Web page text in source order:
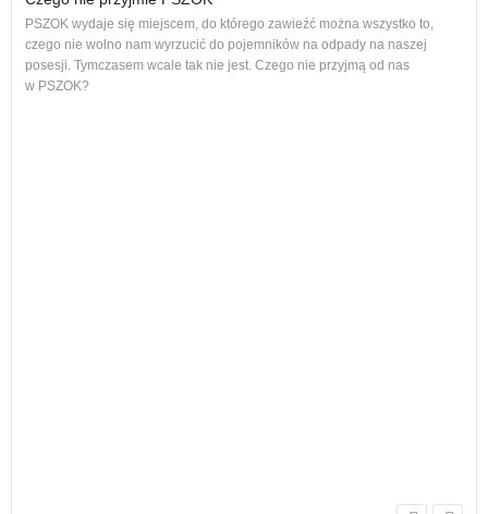
PSZOK wydaje się miejscem, do którego zawieźć można wszystko to,
czego nie wolno nam wyrzucić do pojemników na odpady na naszej
posesji. Tymczasem wcale tak nie jest. Czego nie przyjmą od nas
w PSZOK?